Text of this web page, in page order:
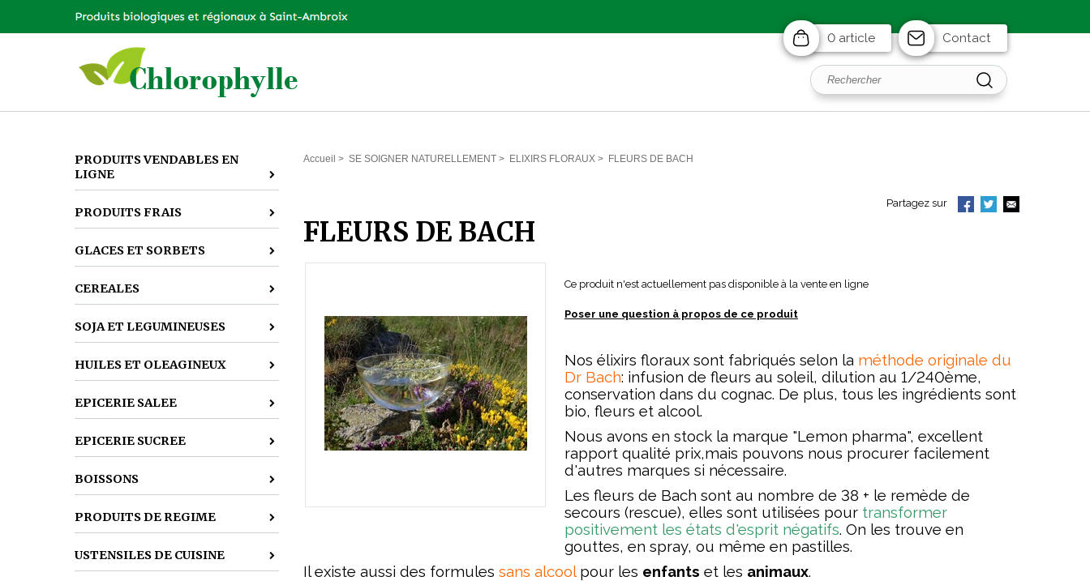
0 article Contact
PRODUITS VENDABLES EN
LIGNE
PRODUITS FRAIS
GLACES ET SORBETS
CEREALES
SOJA ET LEGUMINEUSES
HUILES ET OLEAGINEUX
EPICERIE SALEE
EPICERIE SUCREE
BOISSONS
PRODUITS DE REGIME
USTENSILES DE CUISINE
Accueil > SE SOIGNER NATURELLEMENT > ELIXIRS FLORAUX > FLEURS DE BACH
Partagez sur
FLEURS DE BACH
Ce produit n'est actuellement pas disponible à la vente en ligne
Poser une question à propos de ce produit
Nos élixirs floraux sont fabriqués selon la méthode originale du
Dr Bach: infusion de fleurs au soleil, dilution au 1/240ème,
conservation dans du cognac. De plus, tous les ingrédients sont
bio, fleurs et alcool.
Nous avons en stock la marque "Lemon pharma", excellent
rapport qualité prix,mais pouvons nous procurer facilement
d'autres marques si nécessaire.
Les fleurs de Bach sont au nombre de 38 + le remède de
secours (rescue), elles sont utilisées pour transformer
positivement les états d'esprit négatifs. On les trouve en
gouttes, en spray, ou même en pastilles.
Il existe aussi des formules sans alcoolpour les enfants et les animaux.